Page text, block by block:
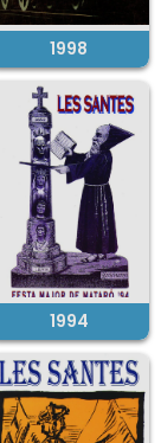
1998
1994